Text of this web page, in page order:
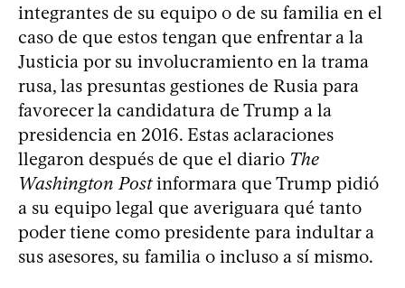
integrantes de su equipo o de su familia en el
caso de que estos tengan que enfrentar a la
Justicia por su involucramiento en la trama
rusa, las presuntas gestiones de Rusia para
favorecer la candidatura de Trump a la
presidencia en 2016. Estas aclaraciones
llegaron después de que el diario The
Washington Postinformara que Trump pidió
a su equipo legal que averiguara qué tanto
poder tiene como presidente para indultar a
sus asesores, su familia o incluso a sí mismo.